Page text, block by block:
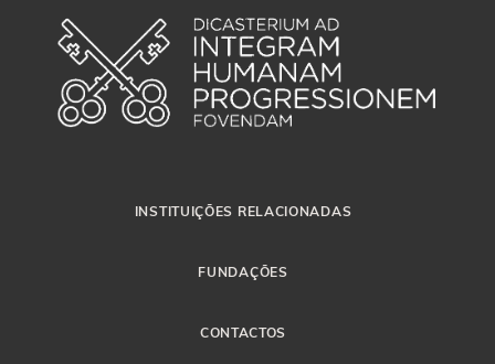
INSTITUIÇÕES RELACIONADAS
FUNDAÇÕES
CONTACTOS